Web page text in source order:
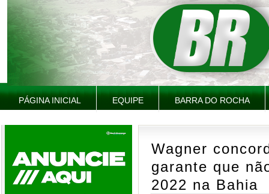
PÁGINA INICIAL EQUIPE BARRA DO ROCHA
Wagner
garante que
2022 na Bahia